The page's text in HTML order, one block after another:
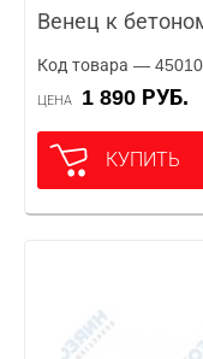
Венец к
Код товара —
ЦЕНА 1 890 РУБ.
КУПИТЬ